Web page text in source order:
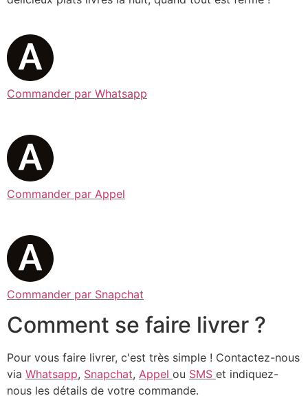
Commander par Whatsapp
Commander par Appel
Commander par Snapchat
Comment se faire livrer ?
Pour vous faire livrer, c'est très simple ! Contactez-nous
via Whatsapp, Snapchat, Appel ou SMS et indiquez-
nous les détails de votre commande.